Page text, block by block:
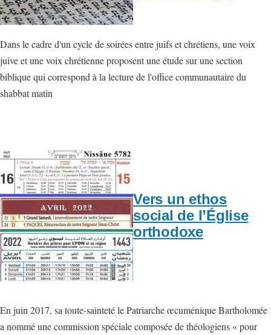
Dans le cadre d'un cycle de soirées entre juifs et chrétiens, une voix
juive et une voix chrétienne proposent une étude sur une section
biblique qui correspond à la lecture de l'office communautaire du
shabbat matin
Vers un ethos
social de l’Église
orthodoxe
En juin 2017, sa toute-sainteté le Patriarche œcuménique Bartholomée
a nommé une commission spéciale composée de théologiens « pour